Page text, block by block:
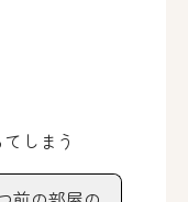
しまう